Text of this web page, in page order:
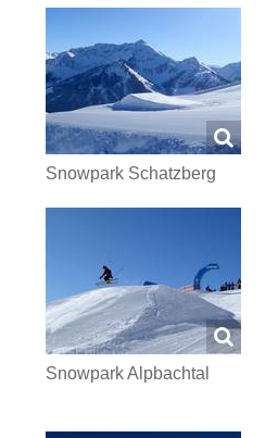
Snowpark Schatzberg
Snowpark Alpbachtal